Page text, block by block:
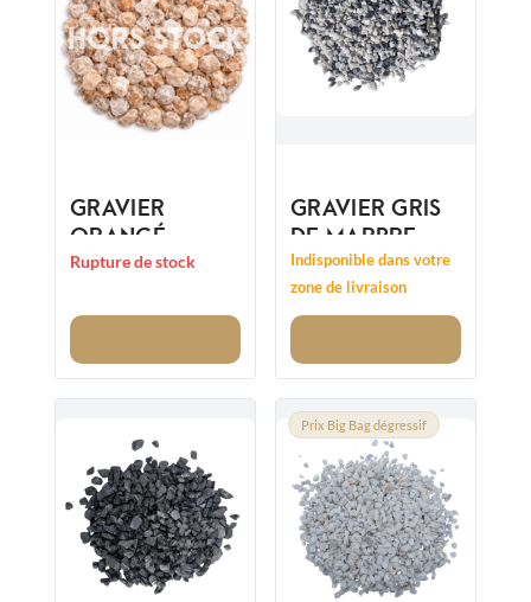
GRAVIER
ORANGÉ
VALENCIA
Rupture de stock
GRAVIER GRIS
DE MARBRE
CONCASSÉ
NEVADA
8/12MM
Indisponible dans votre
zone de livraison
Prix Big Bag dégressif